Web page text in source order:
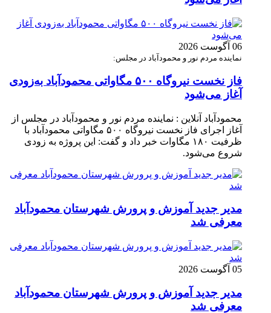
06 آگوست 2026
نماینده مردم نور و محمودآباد در مجلس:
فاز نخست نیروگاه ۵۰۰ مگاواتی محمودآباد به‌زودی
آغاز می‌شود
محمودآباد آنلاین : نماینده مردم نور و محمودآباد در مجلس از
آغاز اجرای فاز نخست نیروگاه ۵۰۰ مگاواتی محمودآباد با
ظرفیت ۱۸۰ مگاوات خبر داد و گفت: این پروژه به زودی
شروع می‌شود.
مدیر جدید آموزش و پرورش شهرستان محمودآباد
معرفی شد
05 آگوست 2026
مدیر جدید آموزش و پرورش شهرستان محمودآباد
معرفی شد